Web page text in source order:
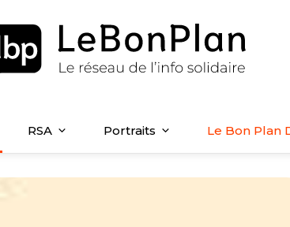
RSA Portraits Le Bon Plan